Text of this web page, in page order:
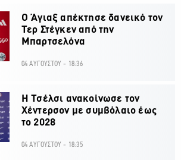
Ο Άγιαξ απέκτησε δανεικό τον
Τερ Στέγκεν από την
Μπαρτσελόνα
04 ΑΥΓΟΥΣΤΟΥ - 18:36
H Τσέλσι ανακοίνωσε τον
Χέντερσον με συμβόλαιο έως
το 2028
04 ΑΥΓΟΥΣΤΟΥ - 18:35